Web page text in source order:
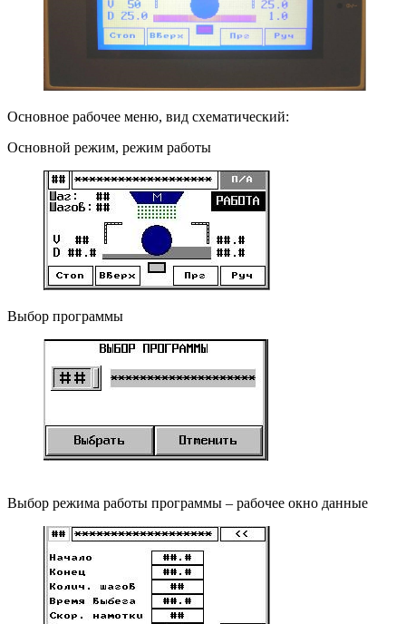
Основное рабочее меню, вид схематический:
Основной режим, режим работы
Выбор программы
Выбор режима работы программы – рабочее окно данные